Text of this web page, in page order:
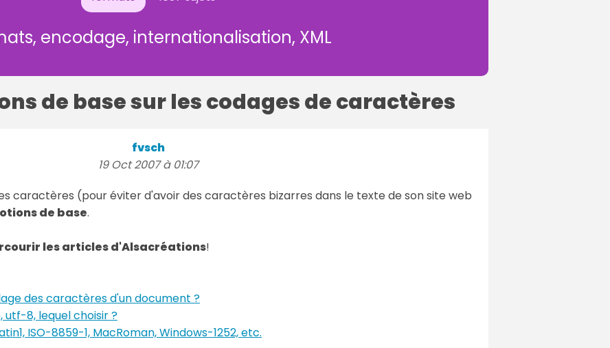
encodage, internationalisation, XML
de base sur les codages de caractères
fvsch
19 Oct 2007 à 01:07
caractères (pour éviter d'avoir des caractères bizarres dans le texte de son site web
de base.
les articles d'Alsacréations!
des caractères d'un document ?
utf-8, lequel choisir ?
ISO-8859-1, MacRoman, Windows-1252, etc.